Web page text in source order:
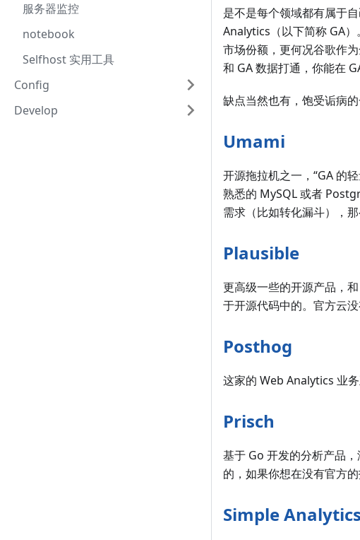
服务器监控
notebook
Selfhost 实用工具
Config
Develop
是不是每个领域都有属于
Analytics（以下简称 GA
市场份额，更何况谷歌作
和 GA 数据打通，你能在
缺点当然也有，饱受诟病
Umami
开源拖拉机之一，“GA 的
熟悉的 MySQL 或者
需求（比如转化漏斗），
Plausible
更高级一些的开源产品，
于开源代码中的。官方云
Posthog
这家的 Web Analytics 业
Prisch
基于 Go 开发的分析产品
的，如果你想在没有官方
Simple Analytics